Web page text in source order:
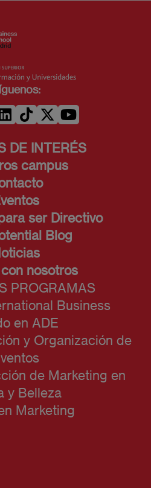
DE INTERÉS
campus
ser Directivo
Blog
nosotros
PROGRAMAS
Business
en ADE
y Organización de
de Marketing en
y Belleza
Marketing